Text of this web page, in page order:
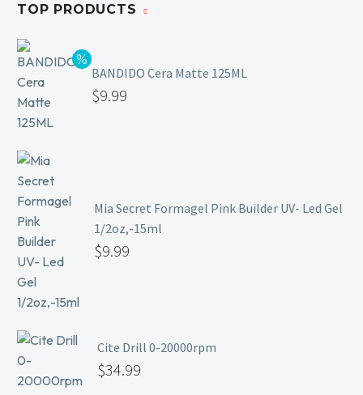
TOP PRODUCTS
BANDIDO Cera Matte 125ML
$9.99
Mia Secret Formagel Pink Builder UV- Led Gel
1/2oz,-15ml
$9.99
Cite Drill 0-20000rpm
$34.99